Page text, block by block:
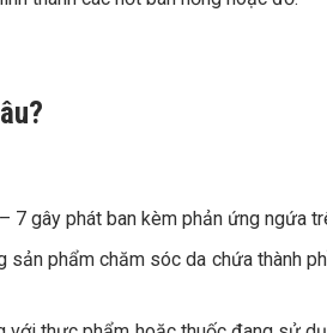
gây phát ban kèm phản ứng ngứa
phẩm chăm sóc da chứa thành